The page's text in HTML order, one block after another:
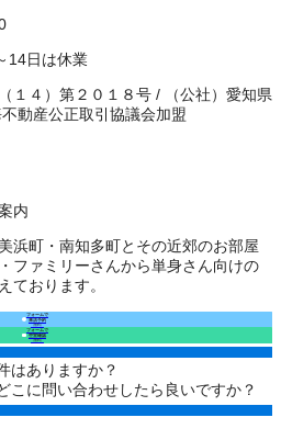
14日は休業
１４）第２０１８号 /
（公社）愛知県
動産公正取引協議会加盟
内
浜町・南知多町とその近郊のお部屋
ファミリーさんから単身さん向けの
ております。
フォームで
来店予約
（無料）
フォームで
空室確認
（無料）
はありますか？
こに問い合わせしたら良いですか？